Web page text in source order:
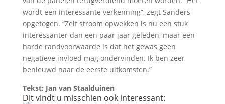
wordt een interessante verkenning”, zegt Sanders
opgetogen. “Zelf stroom opwekken is nu een stuk
interessanter dan een paar jaar geleden, maar een
harde randvoorwaarde is dat het gewas geen
negatieve invloed mag ondervinden. Ik ben zeer
benieuwd naar de eerste uitkomsten.”
Tekst: Jan van Staalduinen
Dit vindt u misschien ook interessant: